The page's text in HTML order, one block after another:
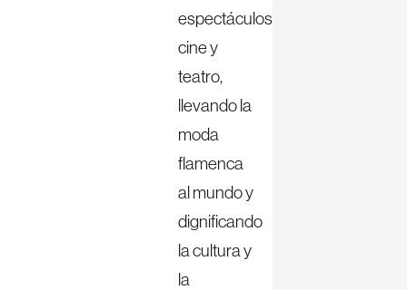
espectáculos,
cine y
teatro,
llevando la
moda
flamenca
al mundo y
dignificando
la cultura y
la